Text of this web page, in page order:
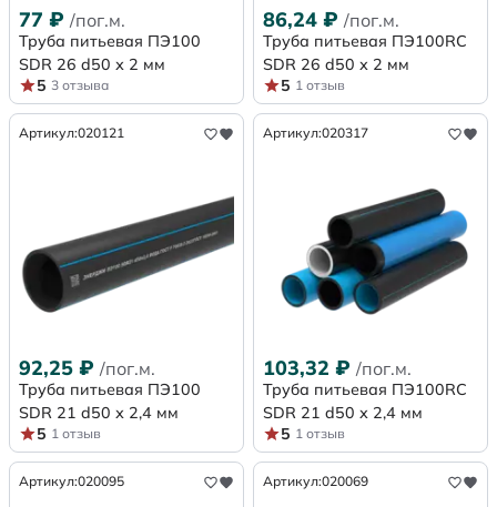
77 ₽ /пог.м.
Труба питьевая ПЭ100
SDR 26 d50 х 2 мм
5 3 отзыва
86,24 ₽ /пог.м.
Труба питьевая ПЭ100RC
SDR 26 d50 х 2 мм
5 1 отзыв
Артикул:020121
92,25 ₽ /пог.м.
Труба питьевая ПЭ100
SDR 21 d50 х 2,4 мм
5 1 отзыв
Артикул:020317
103,32 ₽ /пог.м.
Труба питьевая ПЭ100RC
SDR 21 d50 х 2,4 мм
5 1 отзыв
Артикул:020095 Артикул:020069